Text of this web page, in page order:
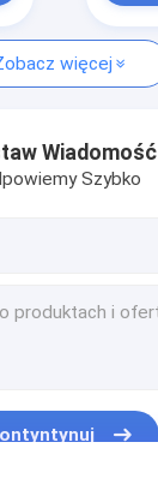
więcej
Wiadomość
Szybko